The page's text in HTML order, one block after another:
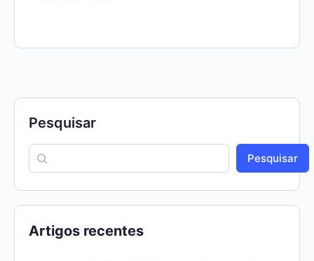
Pesquisar
Pesquisar
Artigos recentes